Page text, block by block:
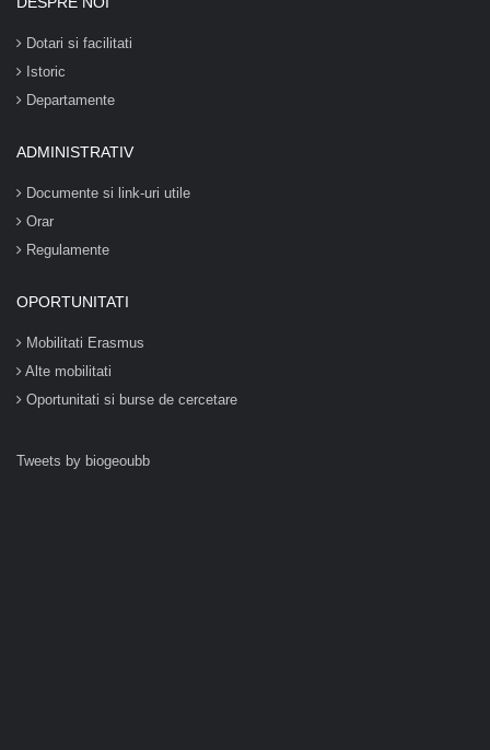
Dotari si facilitati
Istoric
Departamente
ADMINISTRATIV
Documente si link-uri utile
Orar
Regulamente
OPORTUNITATI
Mobilitati Erasmus
Alte mobilitati
Oportunitati si burse de cercetare
Tweets by biogeoubb